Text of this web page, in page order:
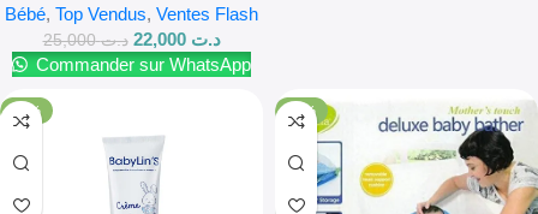
Bébé, Top Vendus, Ventes Flash
د.ت25,000 د.ت 22,000
Commander sur WhatsApp
-23% -22%